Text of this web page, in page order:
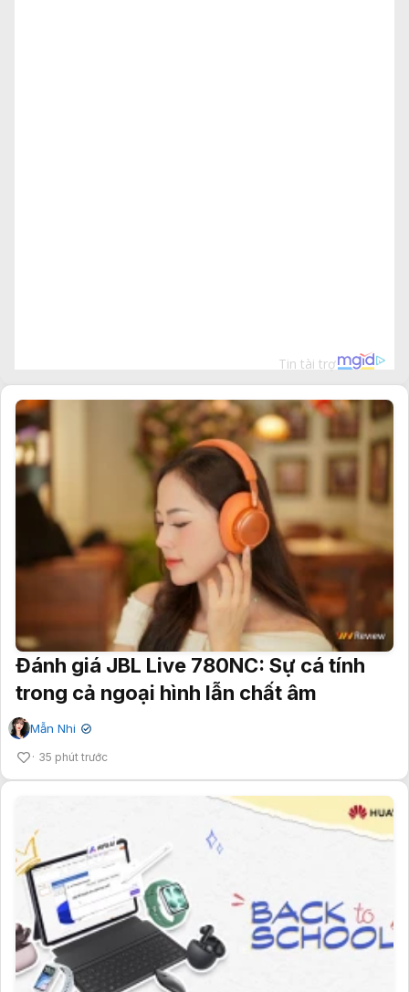
Đánh giá JBL Live 780NC: Sự cá tính
trong cả ngoại hình lẫn chất âm
Mẫn Nhi ✔
35 phút trước